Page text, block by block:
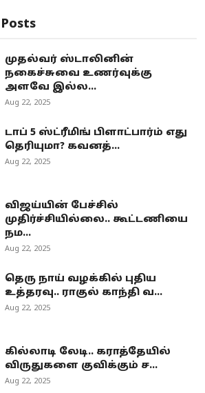
முதல்வர் ஸ்டாலினின்
நகைச்சுவை உணர்வுக்கு
அளவே இல்ல...
Aug 22, 2025
டாப் 5 ஸ்ட்ரீமிங் பிளாட்பார்ம் எது
தெரியுமா? கவனத்...
Aug 22, 2025
விஜய்யின் பேச்சில்
முதிர்ச்சியில்லை.. கூட்டணியை
நம...
Aug 22, 2025
தெரு நாய் வழக்கில் புதிய
உத்தரவு.. ராகுல் காந்தி வ...
Aug 22, 2025
கில்லாடி லேடி.. கராத்தேயில்
விருதுகளை குவிக்கும் ச...
Aug 22, 2025